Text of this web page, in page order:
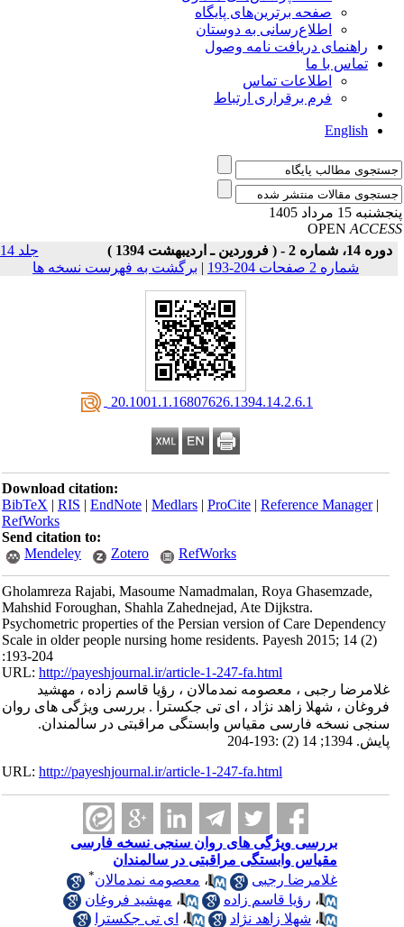
صفحه برترین‌های پایگاه
اطلاع‌رسانی به دوستان
راهنمای دریافت نامه وصول
تماس با ما
اطلاعات تماس
فرم برقراری ارتباط
English
15 مرداد 1405
OPEN
دوره 14، شماره 2 - ( فروردین ـ اردیبهشت 1394 )
جلد 14
شماره 2 صفحات 204-193
| برگشت به فهرست نسخه ها
‎ 20.1001.1.16807626.1394.14.2.6.1
Download citation:
BibTeX|RIS|EndNote|Medlars|ProCite|Reference Manager
RefWorks
Send citation to:
Mendeley
Zotero RefWorks
Gholamreza Rajabi, Masoume Namadmalan, Roya Ghasemzade,
Mahshid Foroughan, Shahla Zahednejad, Ate Dijkstra.
Psychometric properties of the Persian version of Care Dependency
Scale in older people nursing home residents. Payesh 2015; 14 (2)
:193-204
URL:http://payeshjournal.ir/article-1-247-fa.html
غلامرضا رجبی ، معصومه نمدمالان ، رؤیا قاسم زاده ، مهشید
فروغان ، شهلا زاهد نژاد ، ای تی جکسترا . بررسی ویژگی های روان
سنجی نسخه فارسی مقیاس وابستگی مراقبتی در سالمندان.
پایش. 1394; 14 (2) :193-204
URL:http://payeshjournal.ir/article-1-247-fa.html
بررسی ویژگی های روان سنجی نسخه فارسی
مقیاس وابستگی مراقبتی در سالمندان
غلامرضا رجبی
،معصومه نمدمالان *
،رؤیا قاسم زاده ،مهشید فروغان
،شهلا زاهد نژاد ،ای تی جکسترا